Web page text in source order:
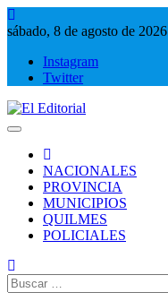
Saltar
al
sábado, 8 de agosto de 2026
Instagram
Twitter
NACIONALES
PROVINCIA
MUNICIPIOS
QUILMES
POLICIALES
Buscar: